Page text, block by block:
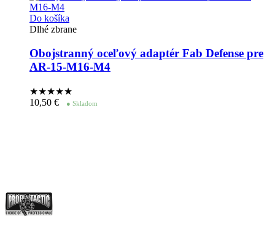
Do košíka
Dlhé zbrane
Obojstranný oceľový adaptér Fab Defense pre
AR-15-M16-M4
★★★★★
10,50 € ● Skladom